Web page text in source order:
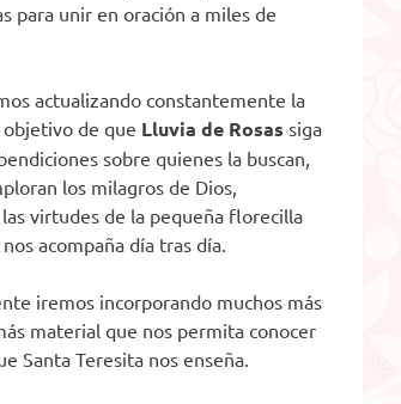
para unir en oración a miles de
actualizando constantemente la
objetivo de que Lluvia de Rosas siga
sobre quienes la buscan,
los milagros de Dios,
virtudes de la pequeña florecilla
acompaña día tras día.
iremos incorporando muchos más
material que nos permita conocer
Santa Teresita nos enseña.